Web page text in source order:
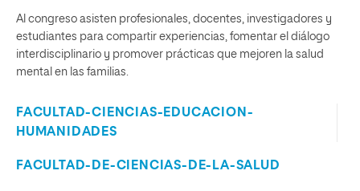
Al congreso asisten profesionales, docentes, investigadores y
estudiantes para compartir experiencias, fomentar el diálogo
interdisciplinario y promover prácticas que mejoren la salud
mental en las familias.
FACULTAD-CIENCIAS-EDUCACION-
HUMANIDADES
FACULTAD-DE-CIENCIAS-DE-LA-SALUD